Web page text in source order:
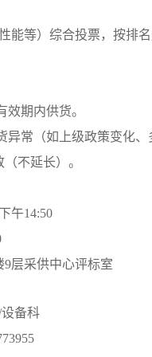
能等）综合投票，按排
期内供货。
异常（如上级政策变化
不延长）。
午14:50
层采供中心评标室
备科